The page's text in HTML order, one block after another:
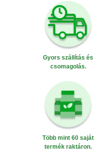
Gyors szállítás és
csomagolás.
Több mint 60 saját
termék raktáron.